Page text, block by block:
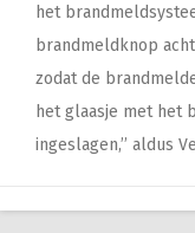
het
brandmeldknop
zodat de
het glaasje met het
ingeslagen,’’ aldus